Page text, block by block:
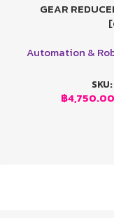
เลือกรูปแบบ
GEAR
Automation &
SKU:
฿4,750.00